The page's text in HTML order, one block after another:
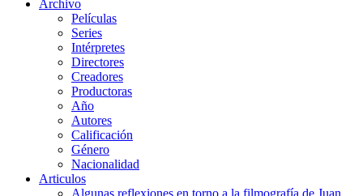
Archivo
Películas
Series
Intérpretes
Directores
Creadores
Productoras
Año
Autores
Calificación
Género
Nacionalidad
Articulos
Algunas reflexiones en torno a la filmografía de Juan